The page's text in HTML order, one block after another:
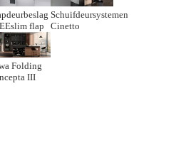
flap
Schuifdeursystemen
Cinetto
Folding
III